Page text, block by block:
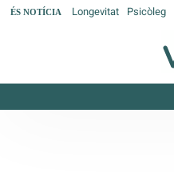
ÉS NOTÍCIA Longevitat Psicòleg